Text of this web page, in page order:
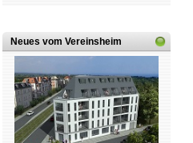
Neues vom Vereinsheim